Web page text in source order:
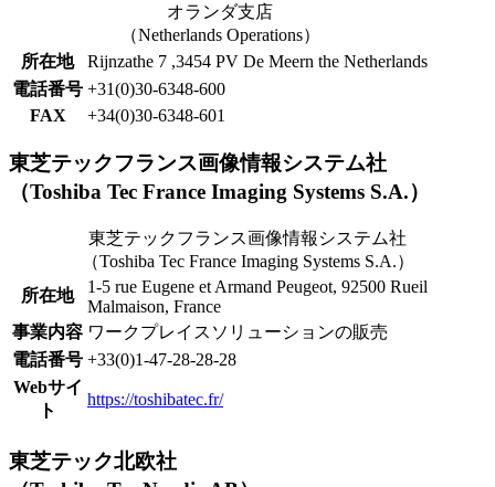
オランダ支店
（Netherlands Operations）
所在地
Rijnzathe 7 ,3454 PV De Meern the Netherlands
電話番号 +31(0)30-6348-600
FAX
+34(0)30-6348-601
東芝テックフランス画像情報システム社
（Toshiba Tec France Imaging Systems S.A.）
東芝テックフランス画像情報システム社
（Toshiba Tec France Imaging Systems S.A.）
所在地
1-5 rue Eugene et Armand Peugeot, 92500 Rueil
Malmaison, France
事業内容 ワークプレイスソリューションの販売
電話番号 +33(0)1-47-28-28-28
Webサイ
ト
https://toshibatec.fr/
東芝テック北欧社